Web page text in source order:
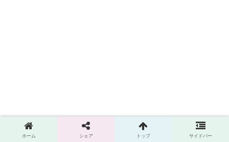
ホーム シェア トップ サイドバー